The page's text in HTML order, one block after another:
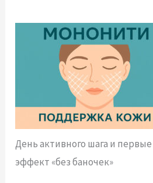
День активного шага и
эффект «без баночек»